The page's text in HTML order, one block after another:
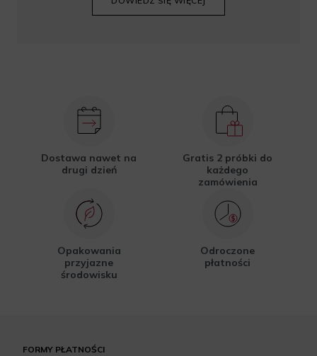
Dostawa nawet na
drugi dzień
Gratis 2 próbki do
każdego
zamówienia
Opakowania
przyjazne
środowisku
Odroczone
płatności
FORMY PŁATNOŚCI